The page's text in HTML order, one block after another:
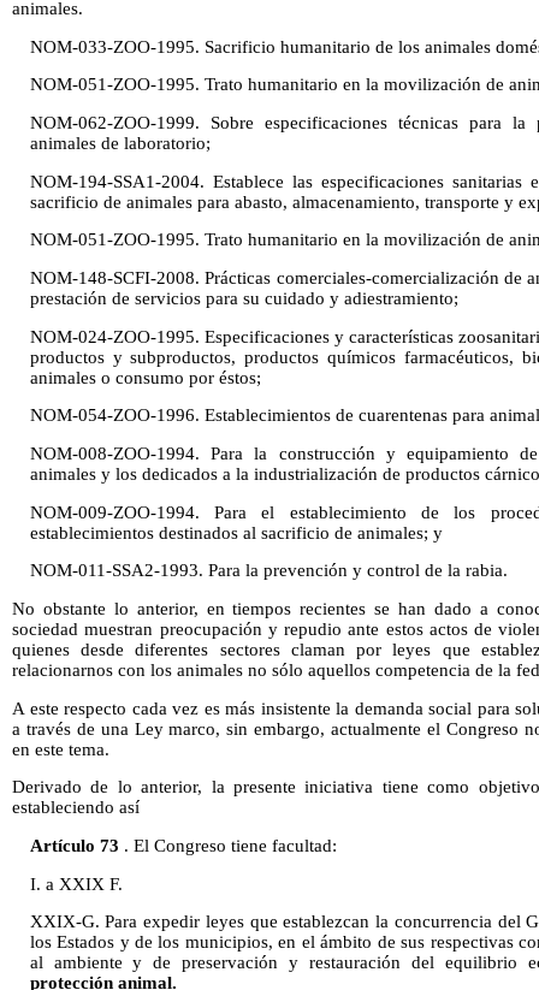
animales.
NOM-033-ZOO-1995. Sacrificio humanitario de los animales
NOM-051-ZOO-1995. Trato humanitario en la movilización de
NOM-062-ZOO-1999. Sobre especificaciones técnicas para
animales de laboratorio;
NOM-194-SSA1-2004. Establece las especificaciones sanitarias
sacrificio de animales para abasto, almacenamiento, transporte y
NOM-051-ZOO-1995. Trato humanitario en la movilización de
NOM-148-SCFI-2008. Prácticas comerciales-comercialización de
prestación de servicios para su cuidado y adiestramiento;
NOM-024-ZOO-1995. Especificaciones y características
productos y subproductos, productos químicos farmacéuticos,
animales o consumo por éstos;
NOM-054-ZOO-1996. Establecimientos de cuarentenas para
NOM-008-ZOO-1994. Para la construcción y equipamiento
animales y los dedicados a la industrialización de productos
NOM-009-ZOO-1994. Para el establecimiento de los
establecimientos destinados al sacrificio de animales; y
NOM-011-SSA2-1993. Para la prevención y control de la rabia.
No obstante lo anterior, en tiempos recientes se han dado a
sociedad muestran preocupación y repudio ante estos actos de
quienes desde diferentes sectores claman por leyes que
relacionarnos con los animales no sólo aquellos competencia de la
A este respecto cada vez es más insistente la demanda social para
a través de una Ley marco, sin embargo, actualmente el Congreso
en este tema.
Derivado de lo anterior, la presente iniciativa tiene como
estableciendo así
Artículo 73 . El Congreso tiene facultad:
I. a XXIX F.
XXIX-G. Para expedir leyes que establezcan la concurrencia del
los Estados y de los municipios, en el ámbito de sus respectivas
al ambiente y de preservación y restauración del equilibrio
protección animal.